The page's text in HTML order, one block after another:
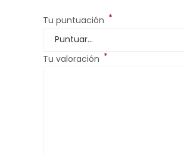
Tu puntuación *
Tu valoración *